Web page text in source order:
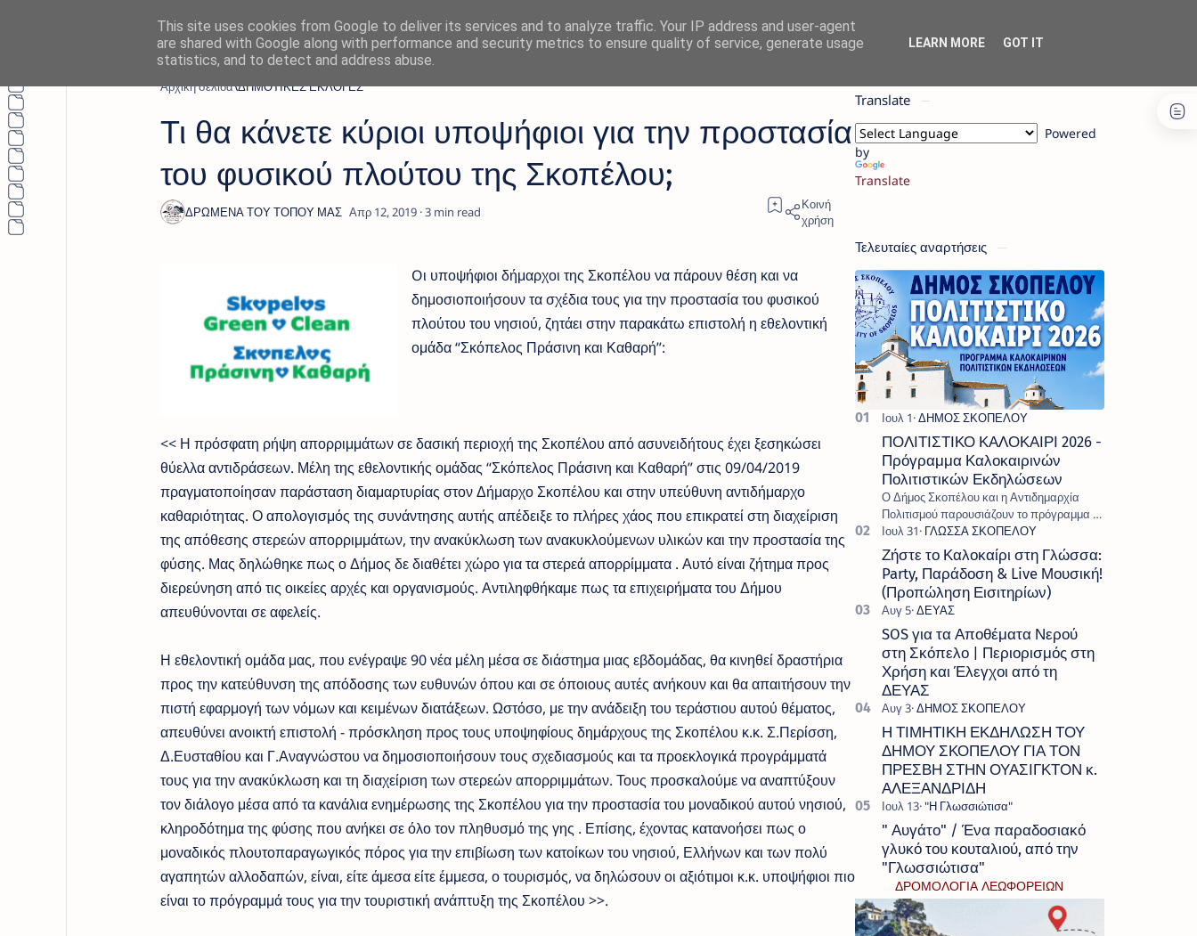
Αρχική σελίδα ΔΗΜΟΤΙΚΕΣ ΕΚΛΟΓΕΣ
Τι θα κάνετε κύριοι υποψήφιοι για την προστασία
του φυσικού πλούτου της Σκοπέλου;
3
Oι υποψήφιοι δήμαρχοι της Σκοπέλου να πάρουν θέση και να
δημοσιοποιήσουν τα σχέδια τους για την προστασία του φυσικού
πλούτου του νησιού, ζητάει στην παρακάτω επιστολή η εθελοντική
ομάδα “Σκόπελος Πράσινη και Καθαρή”:
<< Η πρόσφατη ρήψη απορριμμάτων σε δασική περιοχή της Σκοπέλου από ασυνειδήτους έχει ξεσηκώσει
θύελλα αντιδράσεων. Μέλη της εθελοντικής ομάδας “Σκόπελος Πράσινη και Καθαρή” στις 09/04/2019
πραγματοποίησαν παράσταση διαμαρτυρίας στον Δήμαρχο Σκοπέλου και στην υπεύθυνη αντιδήμαρχο
καθαριότητας. Ο απολογισμός της συνάντησης αυτής απέδειξε το πλήρες χάος που επικρατεί στη διαχείριση
της απόθεσης στερεών απορριμμάτων, την ανακύκλωση των ανακυκλούμενων υλικών και την προστασία της
φύσης. Μας δηλώθηκε πως ο Δήμος δε διαθέτει χώρο για τα στερεά απορρίμματα . Αυτό είναι ζήτημα προς
διερεύνηση από τις οικείες αρχές και οργανισμούς. Αντιληφθήκαμε πως τα επιχειρήματα του Δήμου
απευθύνονται σε αφελείς.
Η εθελοντική ομάδα μας, που ενέγραψε 90 νέα μέλη μέσα σε διάστημα μιας εβδομάδας, θα κινηθεί δραστήρια
προς την κατεύθυνση της απόδοσης των ευθυνών όπου και σε όποιους αυτές ανήκουν και θα απαιτήσουν την
πιστή εφαρμογή των νόμων και κειμένων διατάξεων. Ωστόσο, με την ανάδειξη του τεράστιου αυτού θέματος,
απευθύνει ανοικτή επιστολή - πρόσκληση προς τους υποψηφίους δημάρχους της Σκοπέλου κ.κ. Σ.Περίσση,
Δ.Ευσταθίου και Γ.Αναγνώστου να δημοσιοποιήσουν τους σχεδιασμούς και τα προεκλογικά προγράμματά
τους για την ανακύκλωση και τη διαχείριση των στερεών απορριμμάτων. Τους προσκαλούμε να αναπτύξουν
τον διάλογο μέσα από τα κανάλια ενημέρωσης της Σκοπέλου για την προστασία του μοναδικού αυτού νησιού,
κληροδότημα της φύσης που ανήκει σε όλο τον πληθυσμό της γης . Επίσης, έχοντας κατανοήσει πως ο
μοναδικός πλουτοπαραγωγικός πόρος για την επιβίωση των κατοίκων του νησιού, Ελλήνων και των πολύ
αγαπητών αλλοδαπών, είναι, είτε άμεσα είτε έμμεσα, ο τουρισμός, να δηλώσουν οι αξιότιμοι κ.κ. υποψήφιοι πιο
είναι το πρόγραμμά τους για την τουριστική ανάπτυξη της Σκοπέλου >>.
Translate
Powered
by
Translate
Τελευταίες αναρτήσεις
ΠΟΛΙΤΙΣΤΙΚΟ ΚΑΛΟΚΑΙΡΙ 2026 -
Πρόγραμμα Καλοκαιρινών
Πολιτιστικών Εκδηλώσεων
Ο Δήμος Σκοπέλου και η Αντιδημαρχία
Πολιτισμού παρουσιάζουν το πρόγραμμα «
Πολιτιστικό Καλοκαίρι 2026 », ένα πλούσιο
και πολυσυλλεκτικό πρόγραμμα εκδ…
Ζήστε το Καλοκαίρι στη Γλώσσα:
Party, Παράδοση & Live Μουσική!
(Προπώληση Εισιτηρίων)
SOS για τα Αποθέματα Νερού
στη Σκόπελο | Περιορισμός στη
Χρήση και Έλεγχοι από τη
ΔΕΥΑΣ
Η ΤΙΜΗΤΙΚΗ ΕΚΔΗΛΩΣΗ ΤΟΥ
ΔΗΜΟΥ ΣΚΟΠΕΛΟΥ ΓΙΑ ΤΟΝ
ΠΡΕΣΒΗ ΣΤΗΝ ΟΥΑΣΙΓΚΤΟΝ κ.
ΑΛΕΞΑΝΔΡΙΔΗ
" Αυγάτο" / Ένα παραδοσιακό
γλυκό του κουταλιού, από την
"Γλωσσιώτισα"
ΔΡΟΜΟΛΟΓΙΑ ΛΕΩΦΟΡΕΙΩΝ
This site uses cookies from Google to deliver its services and to analyze traffic. Your IP address and user-agent
are shared with Google along with performance and security metrics to ensure quality of service, generate usage
statistics, and to detect and address abuse.
LEARN MORE GOT IT